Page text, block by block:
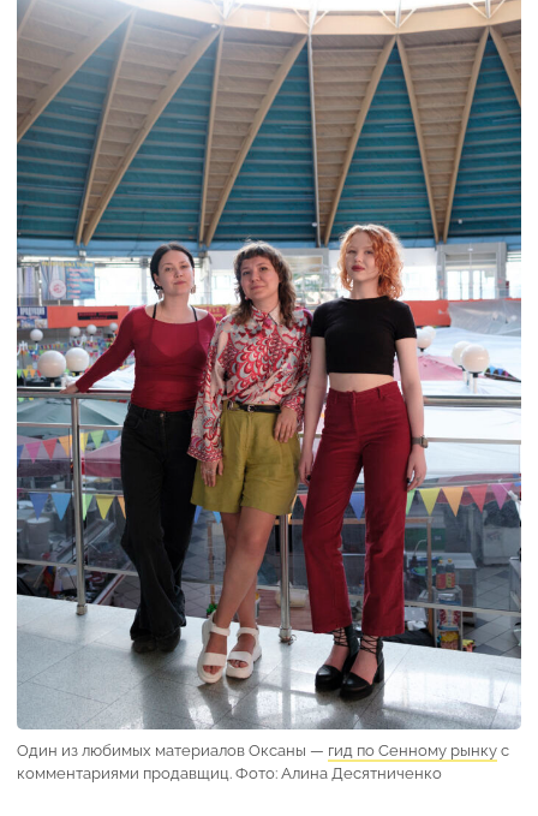
Один из любимых материалов Оксаны — гид по Сенному рынку с
комментариями продавщиц. Фото: Алина Десятниченко